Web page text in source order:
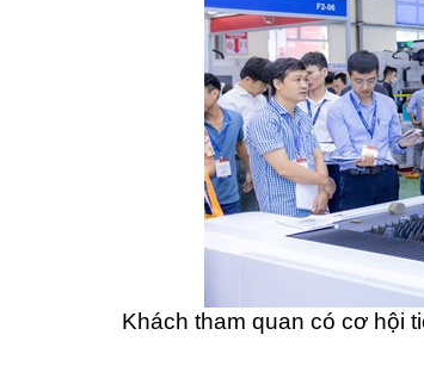
Khách tham quan có cơ hội